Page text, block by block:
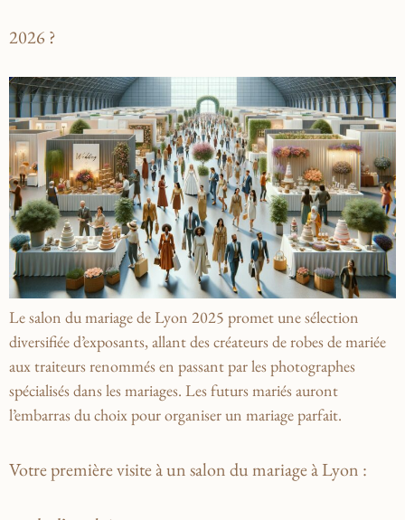
2026 ?
Le salon du mariage de Lyon 2025 promet une sélection
diversifiée d’exposants, allant des créateurs de robes de mariée
aux traiteurs renommés en passant par les photographes
spécialisés dans les mariages. Les futurs mariés auront
l’embarras du choix pour organiser un mariage parfait.
Votre première visite à un salon du mariage à Lyon :